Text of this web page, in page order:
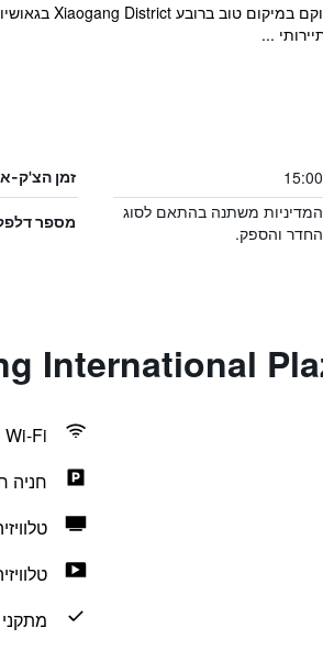
15:00 זמן הצ'ק-
המדיניות משתנה בהתאם לסוג
החדר והספק.
מספר
Wi-Fi חינם
חניה